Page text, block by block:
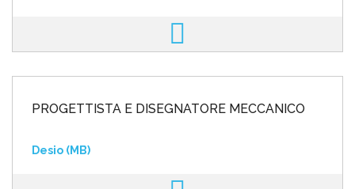
PROGETTISTA E DISEGNATORE MECCANICO
Desio (MB)